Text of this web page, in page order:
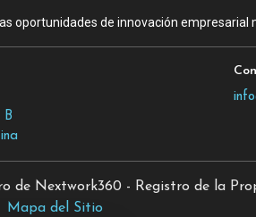
oportunidades de innovación empresarial
B
de Nextwork360 - Registro de la
Mapa del Sitio